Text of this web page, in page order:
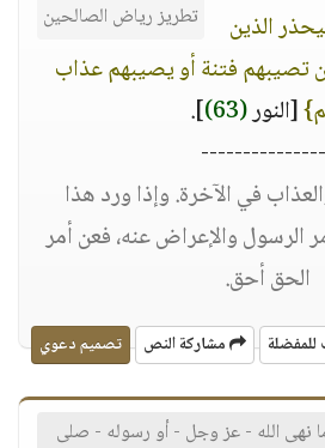
تطريز رياض الصالحين
الذين
تصيبهم فتنة أو يصيبهم عذاب
[النور(63)
].
في الآخرة. وإذا ورد هذا
الرسول والإعراض عنه، فعن أمر
الحق أحق.
مشاركة النص تصميم دعوي
نهى الله - عز وجل - أو رسوله - صلى